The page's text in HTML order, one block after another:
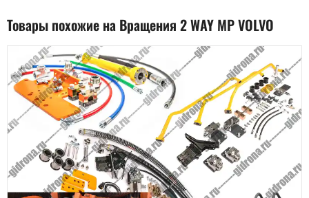
Товары похожие на Вращения 2 WAY MP VOLVO